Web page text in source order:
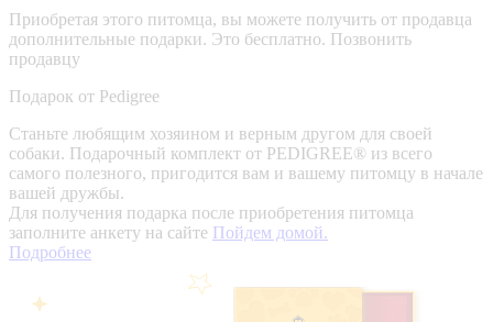
Приобретая этого питомца, вы можете получить от продавца
дополнительные подарки. Это бесплатно. Позвонить
продавцу
Подарок от Pedigree
Станьте любящим хозяином и верным другом для своей
собаки. Подарочный комплект от PEDIGREE® из всего
самого полезного, пригодится вам и вашему питомцу в начале
вашей дружбы.
Для получения подарка после приобретения питомца
заполните анкету на сайте Пойдем домой.
Подробнее